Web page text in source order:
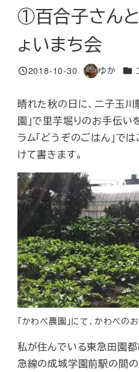
①百合子さん
ょいまち会
投稿日
2018-10-30
著
ゆか カ
晴れた秋の日に、二子玉川
園」で里芋堀りのお手伝い
ラム「どうぞのごはん」で
けて書きます。
「かわべ農園」にて、かわべの
私が住んでいる東急田園
急線の成城学園前駅の間